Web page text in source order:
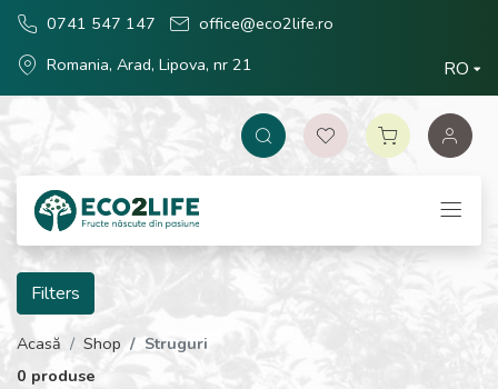
0741 547 147
office@eco2life.ro
Romania, Arad, Lipova, nr 21
RO
Filters
Acasă Shop
Struguri
0 produse